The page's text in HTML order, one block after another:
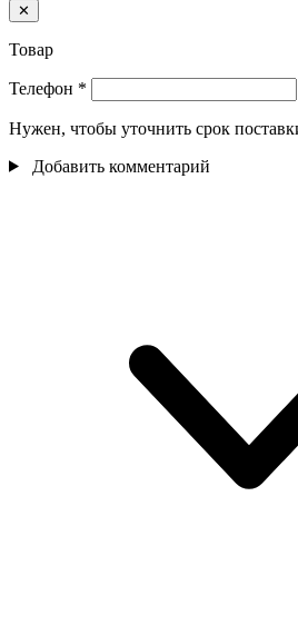
✕
Товар
Телефон *
Нужен, чтобы уточнить срок
Добавить комментарий